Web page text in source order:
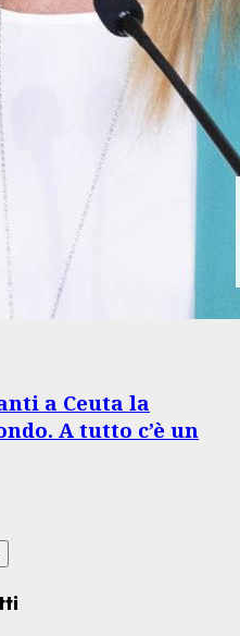
a Ceuta la
A tutto c’è un